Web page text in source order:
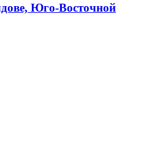
Юго-Восточной